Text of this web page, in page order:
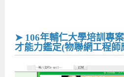
➤ 106年輔仁大學培訓專
才能力鑑定(物聯網工程師